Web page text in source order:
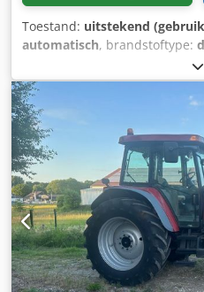
Toestand: uitstekend
automatisch, brandstoftype:
,
cabine, = Verdere opties en
Umsm Uock - Afgesloten
Opmerkingen = CASE 21F XT
slechts 2.058 draaiuren. Deze
wiellader komt uit Duitsland
onderhouden staat. De
ideaal voor grondwerk,
bestratingswerkzaamheden
bedrijfsterrein. De machine
hydraulische
functie aan de voorzijde.
aanbouwwerktuigen